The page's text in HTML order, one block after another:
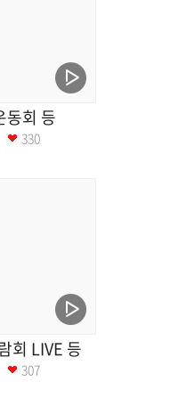
동회 등
330
회 LIVE 등
307